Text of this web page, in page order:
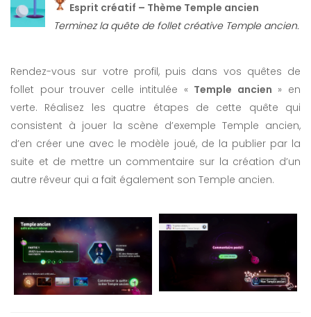
Esprit créatif – Thème Temple ancien
Terminez la quête de follet créative Temple ancien.
Rendez-vous sur votre profil, puis dans vos quêtes de
follet pour trouver celle intitulée « Temple ancien » en
verte. Réalisez les quatre étapes de cette quête qui
consistent à jouer la scène d’exemple Temple ancien,
d’en créer une avec le modèle joué, de la publier par la
suite et de mettre un commentaire sur la création d’un
autre rêveur qui a fait également son Temple ancien.